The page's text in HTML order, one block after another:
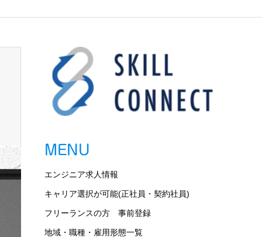
MENU
エンジニア求人情報
キャリア選択が可能(正社員・契約社員)
フリーランスの方 事前登録
地域・職種・雇用形態一覧